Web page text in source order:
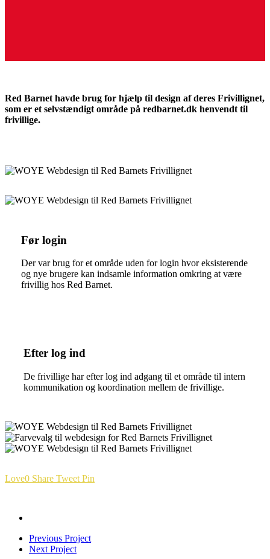
Red Barnet havde brug for hjælp til design af deres Frivillignet,
som er et selvstændigt område på redbarnet.dk henvendt til
frivillige.
Før login
Der var brug for et område uden for login hvor eksisterende
og nye brugere kan indsamle information omkring at være
frivillig hos Red Barnet.
Efter log ind
De frivillige har efter log ind adgang til et område til intern
kommunikation og koordination mellem de frivillige.
Love0 Share Tweet Pin
Previous Project
Next Project